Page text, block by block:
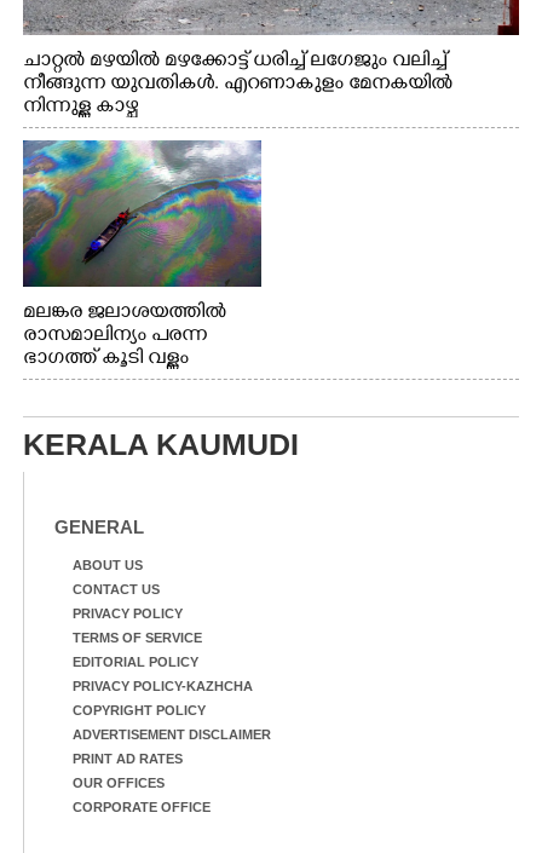
ചാറ്റൽ മഴയിൽ മഴക്കോട്ട് ധരിച്ച് ലഗേജും വലിച്ച്
നീങ്ങുന്ന യുവതികൾ. എറണാകുളം മേനകയിൽ
നിന്നുള്ള കാഴ്ച
മലങ്കര ജലാശയത്തിൽ
രാസമാലിന്യം പരന്ന
ഭാഗത്ത് കൂടി വള്ളം
തുഴഞ്ഞു പോകുന്ന
KERALA KAUMUDI
GENERAL
ABOUT US
CONTACT US
PRIVACY POLICY
TERMS OF SERVICE
EDITORIAL POLICY
PRIVACY POLICY-KAZHCHA
COPYRIGHT POLICY
ADVERTISEMENT DISCLAIMER
PRINT AD RATES
OUR OFFICES
CORPORATE OFFICE